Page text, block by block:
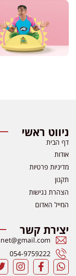
ניווט ראשי
דף הבית
אודות
מדיניות פרטיות
תקנון
הצהרת נגישות
המייל האדום
יצירת קשר
054-9759222